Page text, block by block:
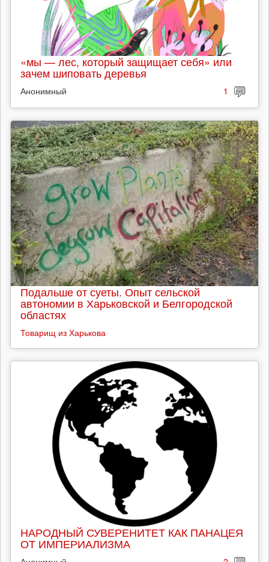
«мы — лес, который защищает себя» или
зачем шиповать деревья
Анонимный 1
Подальше от суеты. Опыт сельской
автономии в Харьковской и Белгородской
областях
Товарищ из Харькова
НАРОДНЫЙ СУВЕРЕНИТЕТ КАК ПАНАЦЕЯ
ОТ ИМПЕРИАЛИЗМА